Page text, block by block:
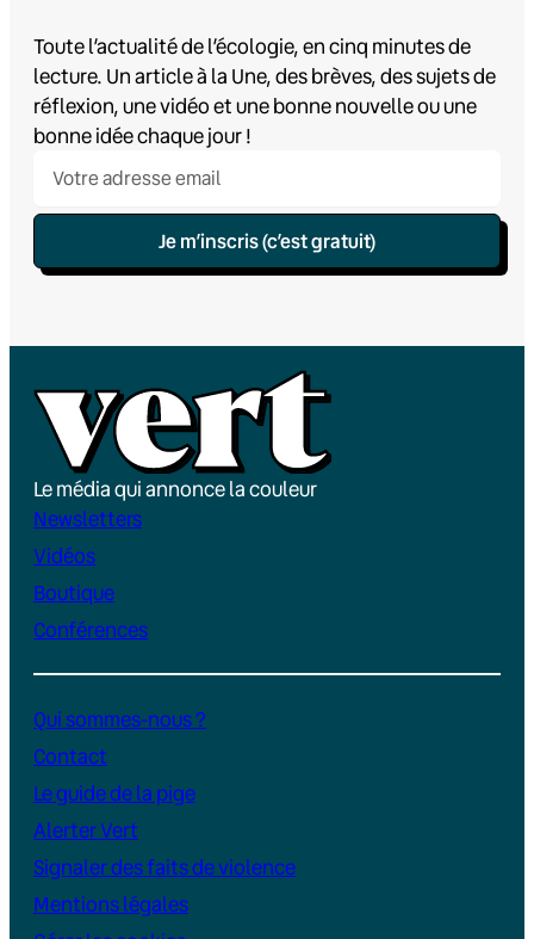
Toute l’actualité de l’écologie, en cinq minutes de
lecture. Un article à la Une, des brèves, des sujets de
réflexion, une vidéo et une bonne nouvelle ou une
bonne idée chaque jour !
Je m’inscris (c’est gratuit)
Le média qui annonce la couleur
Newsletters
Vidéos
Boutique
Conférences
Qui sommes-nous ?
Contact
Le guide de la pige
Alerter Vert
Signaler des faits de violence
Mentions légales